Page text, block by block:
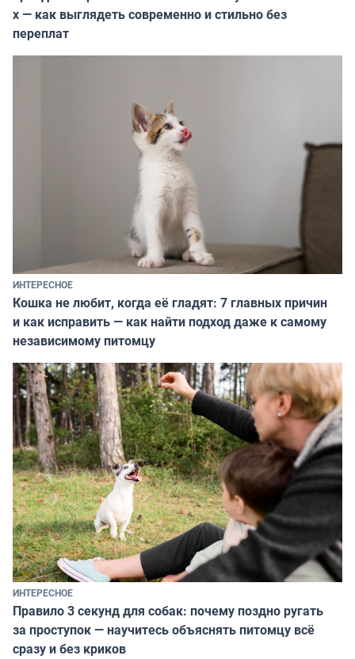
х — как выглядеть современно и стильно без
переплат
ИНТЕРЕСНОЕ
Кошка не любит, когда её гладят: 7 главных причин
и как исправить — как найти подход даже к самому
независимому питомцу
ИНТЕРЕСНОЕ
Правило 3 секунд для собак: почему поздно ругать
за проступок — научитесь объяснять питомцу всё
сразу и без криков